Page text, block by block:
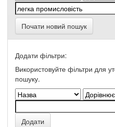
Почати новий пошук
Додати фільтри:
Використовуйте фільтри для
пошуку.